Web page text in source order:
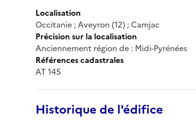
Localisation
Occitanie ; Aveyron (12) ; Camjac
Précision sur la localisation
Anciennement région de : Midi-Pyrénées
Références cadastrales
AT 145
Historique de l'édifice